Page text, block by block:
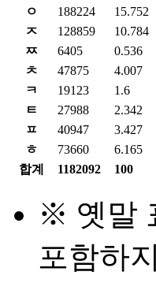
ㅇ
188224
15.752
ㅈ
128859
10.784
ㅉ
6405
0.536
ㅊ
47875
4.007
ㅋ
19123
1.6
ㅌ
27988
2.342
ㅍ
40947
3.427
ㅎ
73660
6.165
합계
1182092 100
※ 옛말
포함하